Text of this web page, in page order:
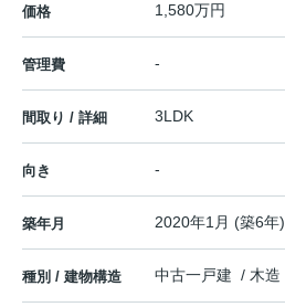
価格 1,580万円
管理費 -
間取り / 詳細 3LDK
向き -
築年月 2020年1月 (築6年)
種別 / 建物構造 中古一戸建 / 木造